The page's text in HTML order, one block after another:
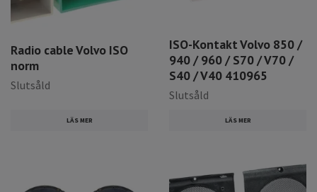
Radio cable Volvo ISO
norm
Slutsåld
LÄS MER
ISO-Kontakt Volvo 850 /
940 / 960 / S70 / V70 /
S40 / V40 410965
Slutsåld
LÄS MER